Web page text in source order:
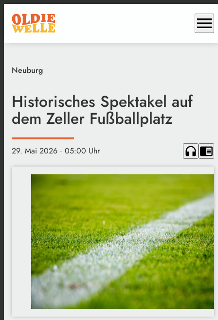
menu
Neuburg
Historisches Spektakel auf
dem Zeller Fußballplatz
29. Mai 2026 · 05:00 Uhr headphones chrome_reader_mode